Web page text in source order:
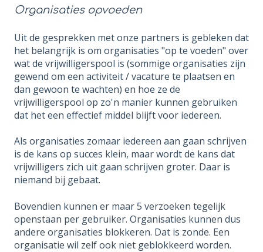
Organisaties opvoeden
Uit de gesprekken met onze partners is gebleken dat
het belangrijk is om organisaties "op te voeden" over
wat de vrijwilligerspool is (sommige organisaties zijn
gewend om een activiteit / vacature te plaatsen en
dan gewoon te wachten) en hoe ze de
vrijwilligerspool op zo'n manier kunnen gebruiken
dat het een effectief middel blijft voor iedereen.
Als organisaties zomaar iedereen aan gaan schrijven
is de kans op succes klein, maar wordt de kans dat
vrijwilligers zich uit gaan schrijven groter. Daar is
niemand bij gebaat.
Bovendien kunnen er maar 5 verzoeken tegelijk
openstaan per gebruiker. Organisaties kunnen dus
andere organisaties blokkeren. Dat is zonde. Een
organisatie wil zelf ook niet geblokkeerd worden.